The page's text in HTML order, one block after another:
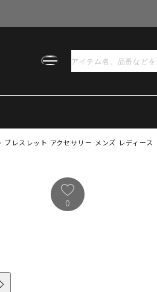
レスレット アクセサリー メンズ レディース
0